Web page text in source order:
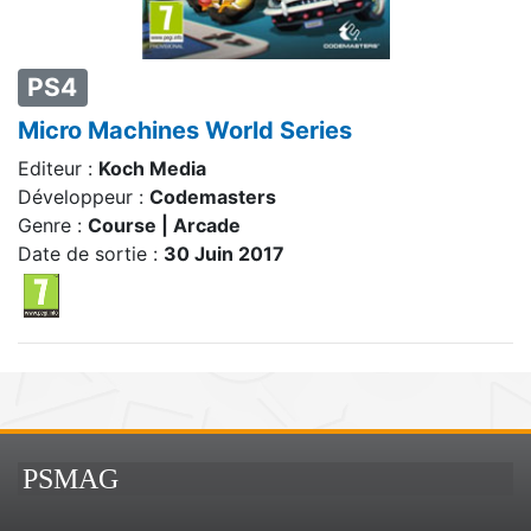
PS4
Micro Machines World Series
Editeur : Koch Media
Développeur : Codemasters
Genre : Course | Arcade
Date de sortie : 30 Juin 2017
PSMAG